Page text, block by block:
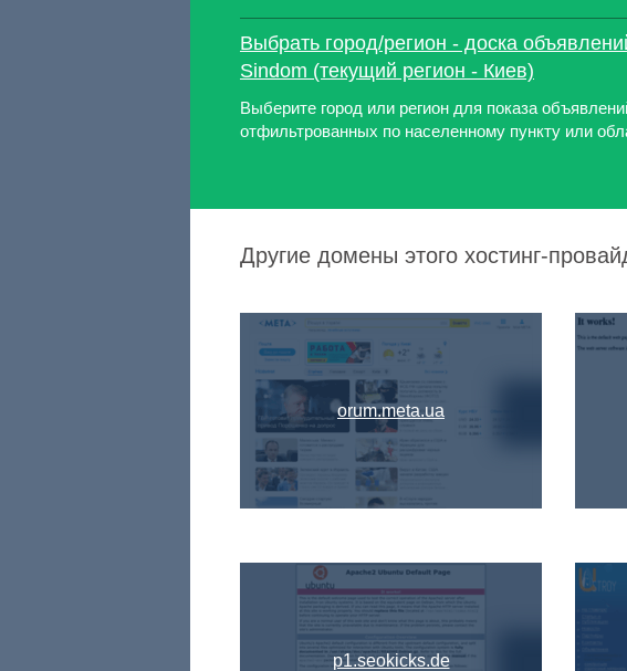
Выбрать город/регион - доска
Sindom (текущий регион - Киев)
Выберите город или регион для показа
отфильтрованных по населенному пункту или
Другие домены этого хостинг-
orum.meta.ua
p1.seokicks.de